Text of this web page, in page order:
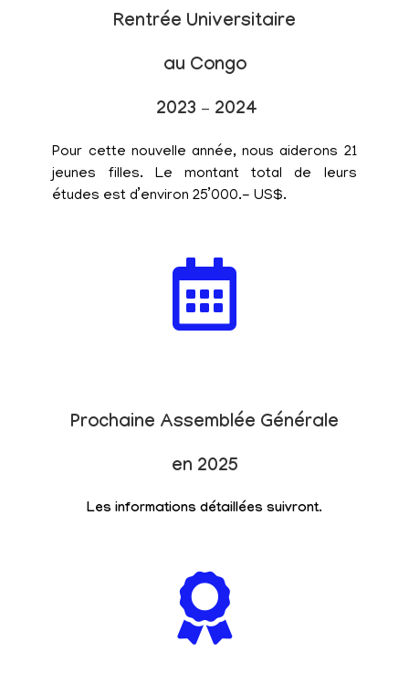
Rentrée Universitaire
au Congo
2023 – 2024
Pour cette nouvelle année, nous aiderons 21
jeunes filles. Le montant total de leurs
études est d’environ 25’000.- US$.
Prochaine Assemblée Générale
en 2025
Les informations détaillées suivront.